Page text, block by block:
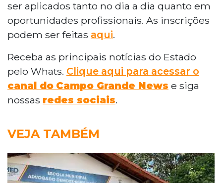
ser aplicados tanto no dia a dia quanto em
oportunidades profissionais. As inscrições
podem ser feitas aqui.
Receba as principais notícias do Estado
pelo Whats. Clique aqui para acessar o
canal do Campo Grande News e siga
nossas redes sociais.
VEJA TAMBÉM